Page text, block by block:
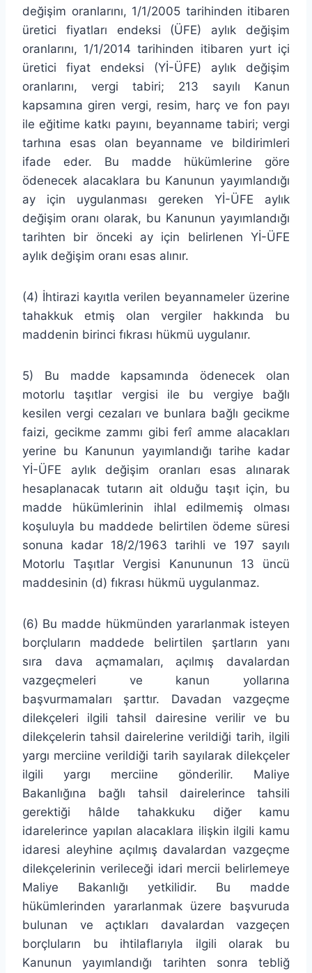
değişim oranlarını, 1/1/2005 tarihinden itibaren
üretici fiyatları endeksi (ÜFE) aylık değişim
oranlarını, 1/1/2014 tarihinden itibaren yurt içi
üretici fiyat endeksi (Yİ-ÜFE) aylık değişim
oranlarını, vergi tabiri; 213 sayılı Kanun
kapsamına giren vergi, resim, harç ve fon payı
ile eğitime katkı payını, beyanname tabiri; vergi
tarhına esas olan beyanname ve bildirimleri
ifade eder. Bu madde hükümlerine göre
ödenecek alacaklara bu Kanunun yayımlandığı
ay için uygulanması gereken Yİ-ÜFE aylık
değişim oranı olarak, bu Kanunun yayımlandığı
tarihten bir önceki ay için belirlenen Yİ-ÜFE
aylık değişim oranı esas alınır.
(4) İhtirazi kayıtla verilen beyannameler üzerine
tahakkuk etmiş olan vergiler hakkında bu
maddenin birinci fıkrası hükmü uygulanır.
5) Bu madde kapsamında ödenecek olan
motorlu taşıtlar vergisi ile bu vergiye bağlı
kesilen vergi cezaları ve bunlara bağlı gecikme
faizi, gecikme zammı gibi ferî amme alacakları
yerine bu Kanunun yayımlandığı tarihe kadar
Yİ-ÜFE aylık değişim oranları esas alınarak
hesaplanacak tutarın ait olduğu taşıt için, bu
madde hükümlerinin ihlal edilmemiş olması
koşuluyla bu maddede belirtilen ödeme süresi
sonuna kadar 18/2/1963 tarihli ve 197 sayılı
Motorlu Taşıtlar Vergisi Kanununun 13 üncü
maddesinin (d) fıkrası hükmü uygulanmaz.
(6) Bu madde hükmünden yararlanmak isteyen
borçluların maddede belirtilen şartların yanı
sıra dava açmamaları, açılmış davalardan
vazgeçmeleri ve kanun yollarına
başvurmamaları şarttır. Davadan vazgeçme
dilekçeleri ilgili tahsil dairesine verilir ve bu
dilekçelerin tahsil dairelerine verildiği tarih, ilgili
yargı merciine verildiği tarih sayılarak dilekçeler
ilgili yargı merciine gönderilir. Maliye
Bakanlığına bağlı tahsil dairelerince tahsili
gerektiği hâlde tahakkuku diğer kamu
idarelerince yapılan alacaklara ilişkin ilgili kamu
idaresi aleyhine açılmış davalardan vazgeçme
dilekçelerinin verileceği idari mercii belirlemeye
Maliye Bakanlığı yetkilidir. Bu madde
hükümlerinden yararlanmak üzere başvuruda
bulunan ve açtıkları davalardan vazgeçen
borçluların bu ihtilaflarıyla ilgili olarak bu
Kanunun yayımlandığı tarihten sonra tebliğ